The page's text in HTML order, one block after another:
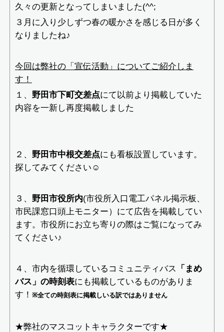
久々の更新となってしまいました(^^;
３月に入り少しずつ春の暖かさを感じる日が多く
なりましたね♪
今回は弊社の「宣伝活動」についてご紹介しま
す！
１、 野田市下町交差点にて以前より掲載していた
内容を一新し再度掲載しました
２、 野田市中根交差点にも看板設置しています。
探してみてください☺
３、 野田市役所内(市役所入口電工パネル掲示板、
市民課窓口頭上モニター）にて広告を掲載してい
ます。市役所にお立ち寄りの際はご覧になってみ
てください♪
４、市内を循環しているコミュニティバス
「まめ
バス」の時刻表にも掲載しているものがありま
す！ ※全ての時刻表に掲載しいる訳ではありません
★弊社のマスコットキャラクターです★